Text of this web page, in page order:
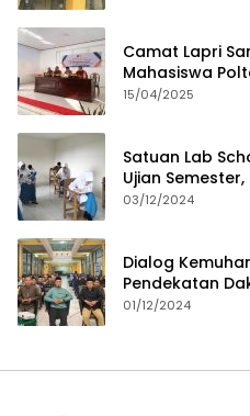
Camat Lapri
Mahasiswa
15/04/2025
Satuan Lab
Ujian
Proses
03/12/2024
Dialog
Pendekatan
01/12/2024